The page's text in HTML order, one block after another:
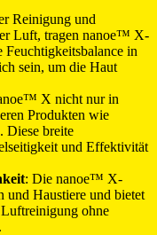
Reinigung und
Luft, tragen nanoe™ X-
Feuchtigkeitsbalance in
sein, um die Haut
X nicht nur in
Produkten wie
Diese breite
und Effektivität
: Die nanoe™ X-
und Haustiere und bietet
ohne